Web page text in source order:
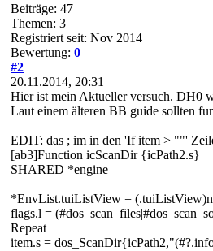
Beiträge: 47
Themen: 3
Registriert seit: Nov 2014
Bewertung: 0
#2
20.11.2014, 20:31
Hier ist mein Aktueller versuch. DH0
Laut einem älteren BB guide sollten
EDIT: das ; im in den 'If item > ""'
[ab3]Function icScanDir {icPath2.s}
SHARED *engine
*EnvList.tuiListView =
flags.l =
Repeat
item.s =